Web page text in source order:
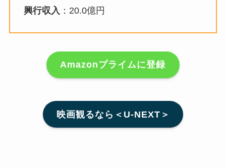
興行収入 ：20.0億円
Amazonプライムに登録
映画観るなら＜U-NEXT＞